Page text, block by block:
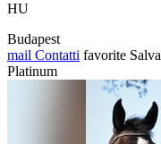
HU
Budapest
mail Contatti favorite Salva
Platinum